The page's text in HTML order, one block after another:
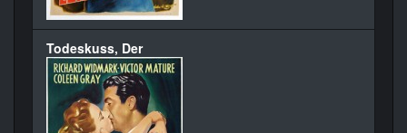
Todeskuss, Der